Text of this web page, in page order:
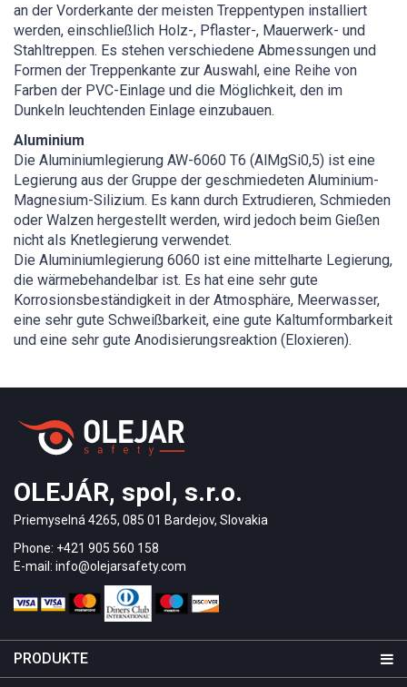
an der Vorderkante der meisten Treppentypen installiert
werden, einschließlich Holz-, Pflaster-, Mauerwerk- und
Stahltreppen. Es stehen verschiedene Abmessungen und
Formen der Treppenkante zur Auswahl, eine Reihe von
Farben der PVC-Einlage und die Möglichkeit, den im
Dunkeln leuchtenden Einlage einzubauen.
Aluminium
Die Aluminiumlegierung AW-6060 T6 (AlMgSi0,5) ist eine
Legierung aus der Gruppe der geschmiedeten Aluminium-
Magnesium-Silizium. Es kann durch Extrudieren, Schmieden
oder Walzen hergestellt werden, wird jedoch beim Gießen
nicht als Knetlegierung verwendet.
Die Aluminiumlegierung 6060 ist eine mittelharte Legierung,
die wärmebehandelbar ist. Es hat eine sehr gute
Korrosionsbeständigkeit in der Atmosphäre, Meerwasser,
eine sehr gute Schweißbarkeit, eine gute Kaltumformbarkeit
und eine sehr gute Anodisierungsreaktion (Eloxieren).
OLEJÁR, spol, s.r.o.
Priemyselná 4265, 085 01 Bardejov, Slovakia
Phone: +421 905 560 158
E-mail: info@olejarsafety.com
PRODUKTE